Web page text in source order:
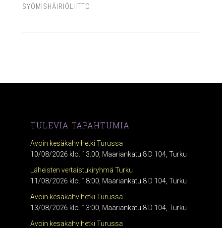
SYÖMISHÄIRIÖLIITTO
TULEVIA TAPAHTUMIA
Avoin kesäkahvihetki Turussa
10/08/2026 klo. 13:00, Maariankatu 8 D 104, Turku
Läheisten vertaistukiryhmä Turku
11/08/2026 klo. 18:00, Maariankatu 8 D 104, Turku
Avoin kesäkahvihetki Turussa
13/08/2026 klo. 13:00, Maariankatu 8 D 104, Turku
Avoin kesäkahvihetki Turussa